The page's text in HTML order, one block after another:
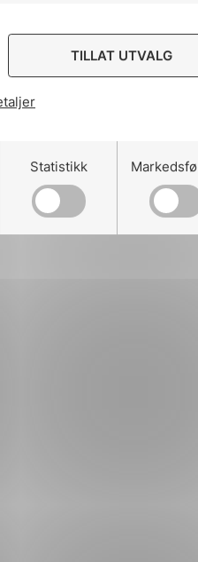
TILLAT UTVALG
Statistikk